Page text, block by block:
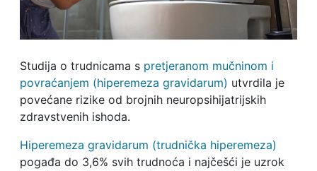
Studija o trudnicama s pretjeranom mučninom i
povraćanjem (hiperemeza gravidarum) utvrdila je
povećane rizike od brojnih neuropsihijatrijskih
zdravstvenih ishoda.
Hiperemeza gravidarum (trudnička hiperemeza)
pogađa do 3,6% svih trudnoća i najčešći je uzrok